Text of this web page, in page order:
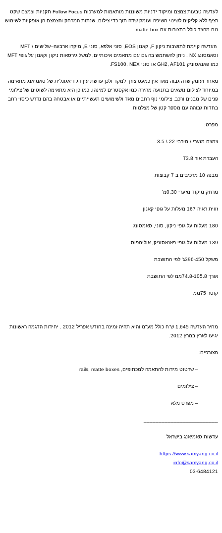
לעדשה טבעות צמצם ומיקוד ידניות משוננות מותאמות למערכות Follow Focus תקניות וצמצם שקט
רציף ללא קליקים לשינוי חשיפה ועומק שדה תוך כדי צילום. שנתות המרחק והצמצם הן אופקיות לשימוש
נוח מהצד כולל בתצורות עם matte box.
העדשה קיימת לתושבות ניקון F, קאנון EOS, סוני אלפא, סוני E, מיקרו ארבעה–שלישים \ MFT
וסאמסונג NX . ניתן להשתמש בה גם עם מתאמים איכותיים, למשל גירסאות ניקון וקאנון על גופי MFT
כמו פאנאסוניק GH2, AF101 או סוני FS100, NEX.
מאחר ועומק שדה גבוה מאד אין כמעט צורך למקד ולכן עדשת עין דג דיאגונלית של סאמיאנג מתאימה
במיוחד לצילום נושאים בתנועה מהירה כמו אקסטרים למינהו. כמו כן היא מתאימה לשוטים של צילומי
פנים של מבנים ורכב, צילומי נוף רחבים מאד ולשימושים תעשייתיים או אבטחה בהם נדרש כיסוי רחב
בחדות גבוהה עם מספר קטן של מצלמות.
מפרט:
צמצם מזערי \ מירבי
העברת אור
מבנה מרכיבים ב 7 קבוצות
מרחק מיקוד מזערי מ'
זווית ראיה מעלות על גופי קאנון
180 מעלות על גופי ניקון, סוני, סאמסונג
139 מעלות על גופי פאנאסוניק, אולימפוס
משקל ג' לפי התושבת
אורך ממ לפי התושבת
קוטר ממ
מחיר העדשה 1,645 ש”ח כולל מע"מ והיא תהיה זמינה בחודש אפריל 2012 .
יחידות הדגמה ראשונות
יגיעו לארץ במרץ 2012.
מצורפים:
– שרטוט מידות להתאמה למכתופים, rails, matte boxes
– צילומים
– מפרט מלא
עדשות סאמיאנג בישראל
https://www.samyang.co.il
info@samyang.co.il
03-6484121